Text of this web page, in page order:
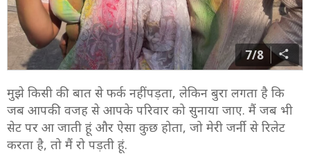
7/8
मुझे किसी की बात से फर्क नहीं पड़ता, लेकिन बुरा लगता है कि
जब आपकी वजह से आपके परिवार को सुनाया जाए. मैं जब भी
सेट पर आ जाती हूं और ऐसा कुछ होता, जो मेरी जर्नी से रिलेट
करता है, तो मैं रो पड़ती हूं.